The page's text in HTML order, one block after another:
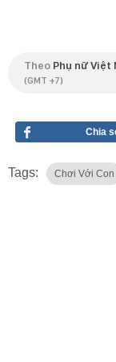
Theo Phụ nữ Việt
(GMT +7)
Chia
Tags: Chơi Với Con